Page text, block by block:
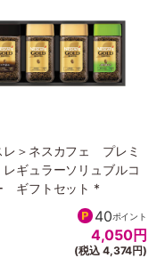
レ＞ネスカフェ プレミ
ギュラーソリュブルコ
ギフトセット *
40ポイント
4,050円
(税込 4,374円)